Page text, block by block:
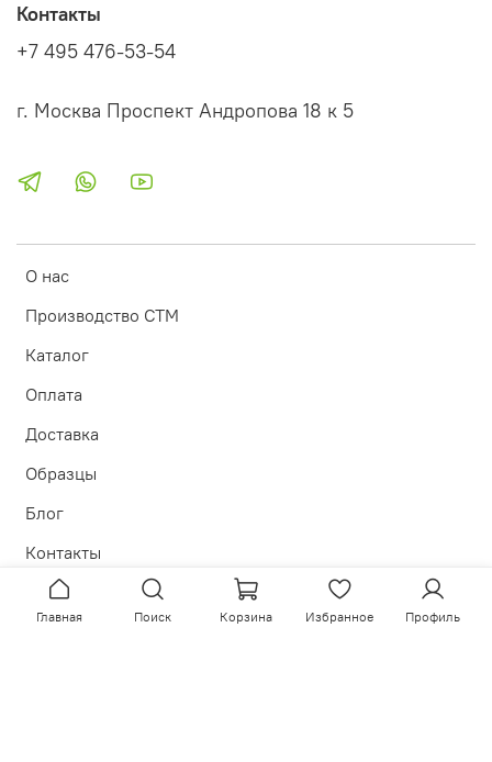
О нас
Производство СТМ
Каталог
Оплата
Доставка
Образцы
Блог
Контакты
Контакты
+7 495 476-53-54
г. Москва Проспект Андропова 18 к 5
Главная Поиск Корзина Избранное Профиль